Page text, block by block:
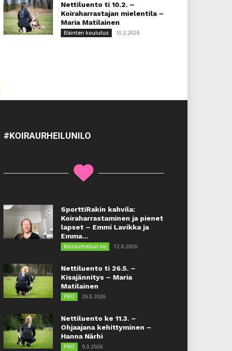
Nettiluento ti 10.2. –
Koiraharrastajan mielentila –
Maria Matilainen
Eläinten koulutus 10.2.2026
#KOIRAURHEILUNILO
SporttiRakin kahvila:
Koiraharrastaminen ja pienet
lapset – Emmi Lavikka ja
Emma...
Koiraurheilun ilo 12.6.2026
Nettiluento ti 26.5. –
Kisajännitys – Maria
Matilainen
PRO 26.5.2026
Nettiluento ke 11.3. –
Ohjaajana kehittyminen –
Hanna Närhi
PRO 9.3.2026